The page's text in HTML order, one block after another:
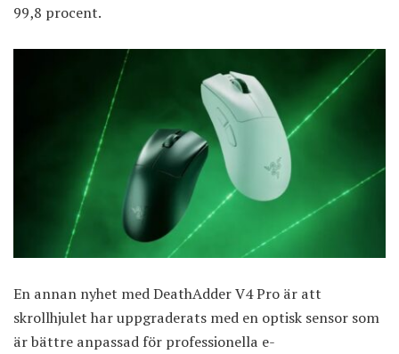
99,8 procent.
En annan nyhet med DeathAdder V4 Pro är att
skrollhjulet har uppgraderats med en optisk sensor som
är bättre anpassad för professionella e-